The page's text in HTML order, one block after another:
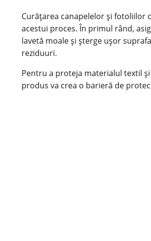
Curățarea canapelelor și fotoliilor
acestui proces. În primul rând,
lavetă moale și șterge ușor
reziduuri.
Pentru a proteja materialul textil
produs va crea o barieră de